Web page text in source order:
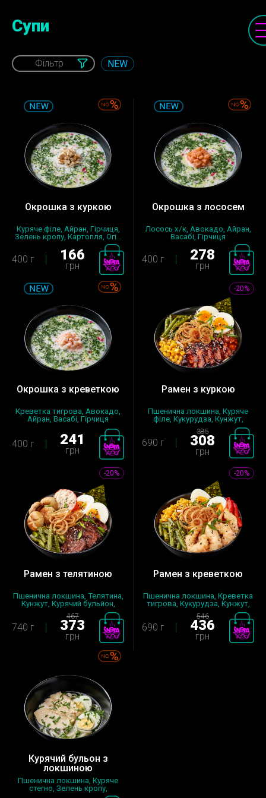
Супи
Фільтр NEW
Окрошка з куркою
Куряче філе, Айран, Гірчиця,
Зелень кропу, Картопля, Огі...
400 г 166
грн
Окрошка з лососем
Лосось х/к, Авокадо, Айран,
Васабі, Гірчиця
400 г 278
грн
Окрошка з креветкою
Креветка тигрова, Авокадо,
Айран, Васабі, Гірчиця
400 г 241
грн
-20%
Рамен з куркою
Пшенична локшина, Куряче
філе, Кукурудза, Кунжут,
Курячи...
690 г
385
308
грн
-20%
Рамен з телятиною
Пшенична локшина, Телятина,
Кунжут, Курячий бульйон,
Циб...
740 г
467
373
грн
-20%
Рамен з креветкою
Пшенична локшина, Креветка
тигрова, Кукурудза, Кунжут,
К...
690 г
546
436
грн
Курячий бульон з
локшиною
Пшенична локшина, Куряче
стегно, Зелень кропу,